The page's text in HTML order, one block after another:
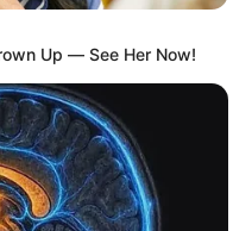
Up — See Her Now!